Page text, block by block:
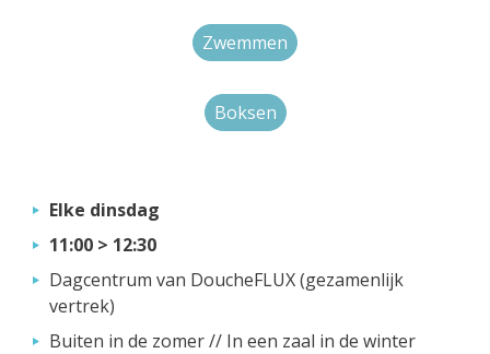
Zwemmen
Boksen
Elke dinsdag
11:00 > 12:30
Dagcentrum van DoucheFLUX (gezamenlijk
vertrek)
Buiten in de zomer // In een zaal in de winter